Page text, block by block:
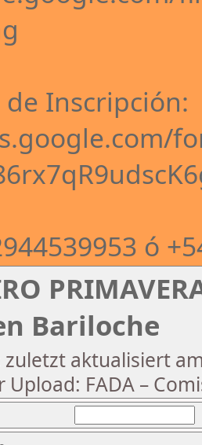
Inscripción:
ó
Bariloche
zuletzt aktualisiert
FADA –